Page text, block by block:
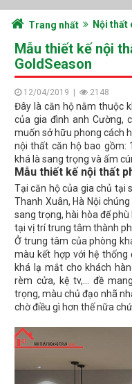
Trang nhất Nội thất
Mẫu thiết kế nội
GoldSeason
12/04/2019 2148
Đây là căn hộ nằm thuộc
của gia đình anh Cường,
muốn sở hữu phong cách
nội thất căn hộ bao gồm:
khá là sang trọng và ấm
Mẫu thiết kế nội thất
Tại căn hộ của gia chủ tại
Thanh Xuân, Hà Nội
sang trọng, hài hòa để
tại vị trí trung tâm thành
Ở trung tâm của phòng
màu kết hợp với hệ thống
khá lạ mắt cho khách
rèm cửa, kệ tv,… đề
trọng, màu chủ đạo nhã
chờ điều gì hơn thế nữa